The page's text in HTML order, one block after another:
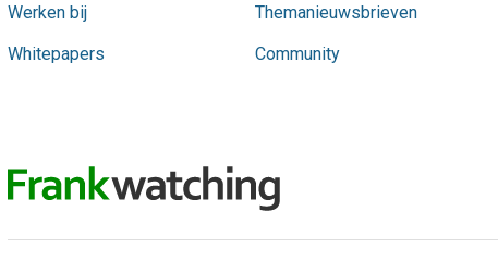
Werken bij
Whitepapers
Themanieuwsbrieven
Community